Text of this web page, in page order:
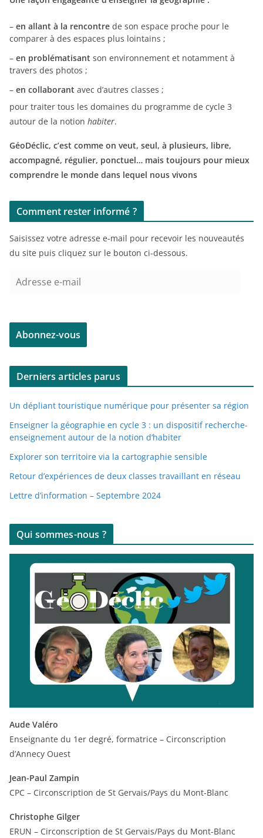
– en allant à la rencontre de son espace proche pour le
comparer à des espaces plus lointains ;
– en problématisant son environnement et notamment à
travers des photos ;
– en collaborant avec d’autres classes ;
pour traiter tous les domaines du programme de cycle 3
autour de la notion habiter.
GéoDéclic, c’est comme on veut, seul, à plusieurs, libre,
accompagné, régulier, ponctuel… mais toujours pour mieux
comprendre le monde dans lequel nous vivons
Comment rester informé ?
Saisissez votre adresse e-mail pour recevoir les nouveautés
du site puis cliquez sur le bouton ci-dessous.
e
s
e
m
a
i
l
Abonnez-vous
Derniers articles parus
Un dépliant touristique numérique pour présenter sa région
Enseigner la géographie en cycle 3 : un dispositif recherche-
enseignement autour de la notion d’habiter
Explorer son territoire via la cartographie sensible
Retour d’expériences de deux classes travaillant en réseau
Lettre d’information – Septembre 2024
Qui sommes-nous ?
Aude Valéro
Enseignante du 1er degré, formatrice – Circonscription
d’Annecy Ouest
Jean-Paul Zampin
CPC – Circonscription de St Gervais/Pays du Mont-Blanc
Christophe Gilger
ERUN – Circonscription de St Gervais/Pays du Mont-Blanc